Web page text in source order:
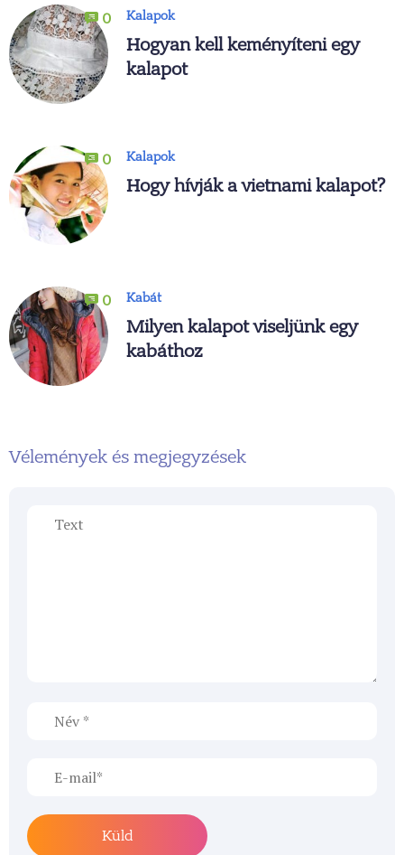
0 Kalapok
Hogyan kell keményíteni egy
kalapot
0 Kalapok
Hogy hívják a vietnami kalapot?
0 Kabát
Milyen kalapot viseljünk egy
kabáthoz
Vélemények és megjegyzések